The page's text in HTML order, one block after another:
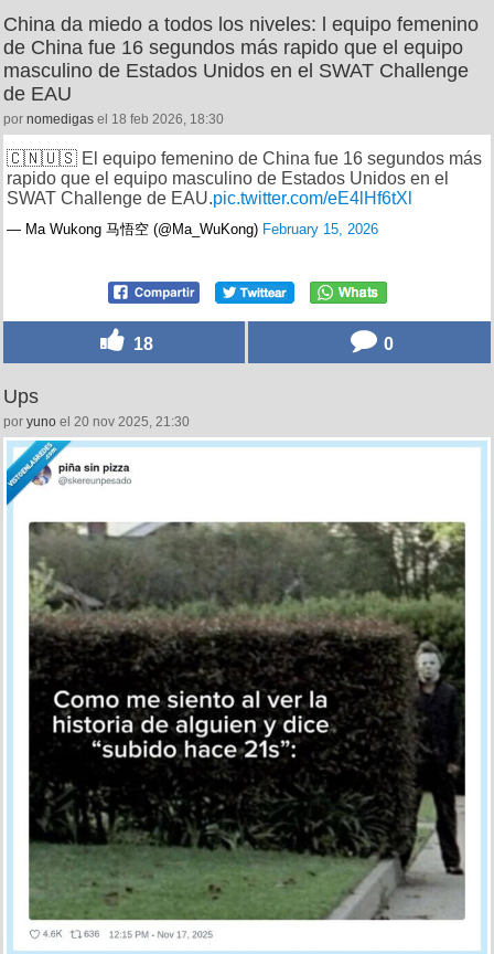
China da miedo a todos los niveles: l equipo femenino
de China fue 16 segundos más rapido que el equipo
masculino de Estados Unidos en el SWAT Challenge
de EAU
por nomedigas el 18 feb 2026, 18:30
🇨🇳🇺🇸 El equipo femenino de China fue 16 segundos más
rapido que el equipo masculino de Estados Unidos en el
SWAT Challenge de EAU.pic.twitter.com/eE4lHf6tXl
— Ma Wukong 马悟空 (@Ma_WuKong) February 15, 2026
18 0
Ups
por yuno el 20 nov 2025, 21:30